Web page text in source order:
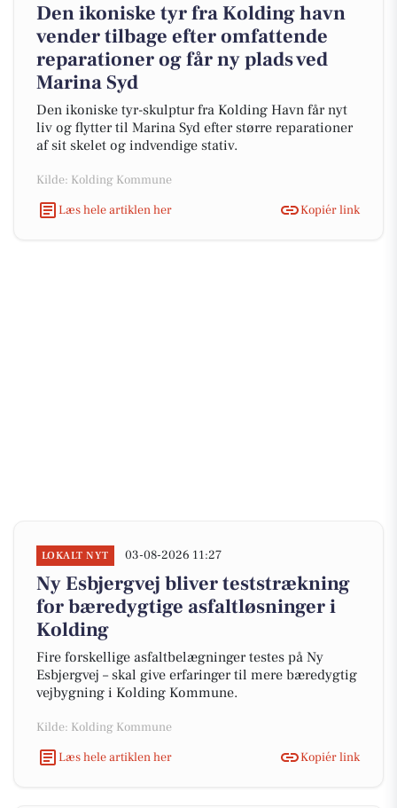
Den ikoniske tyr fra Kolding havn
vender tilbage efter omfattende
reparationer og får ny plads ved
Marina Syd
Den ikoniske tyr-skulptur fra Kolding Havn får nyt
liv og flytter til Marina Syd efter større reparationer
af sit skelet og indvendige stativ.
Kilde: Kolding Kommune
Læs hele artiklen her
Kopiér link
LOKALT NYT 03-08-2026 11:27
Ny Esbjergvej bliver teststrækning
for bæredygtige asfaltløsninger i
Kolding
Fire forskellige asfaltbelægninger testes på Ny
Esbjergvej – skal give erfaringer til mere bæredygtig
vejbygning i Kolding Kommune.
Kilde: Kolding Kommune
Læs hele artiklen her
Kopiér link